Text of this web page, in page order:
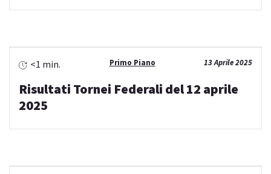
13 Aprile 2025
Primo Piano
<1 min.
Risultati Tornei Federali del 12 aprile
2025